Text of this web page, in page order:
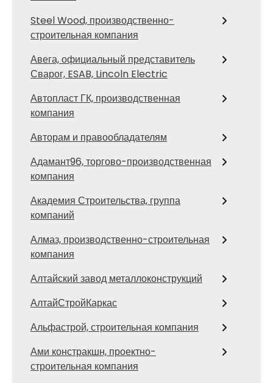
Steel Wood, производственно-
строительная компания
Авега, официальный представитель
Сварог, ESAB, Lincoln Electric
Автопласт ГК, производственная
компания
Авторам и правообладателям
Адамант96, торгово-производственная
компания
Академия Строительства, группа
компаний
Алмаз, производственно-строительная
компания
Алтайский завод металлоконструкций
АлтайСтройКаркас
Альфастрой, строительная компания
Ами констракшн, проектно-
строительная компания